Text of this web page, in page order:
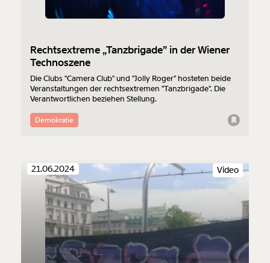
Rechtsextreme „Tanzbrigade” in der Wiener
Technoszene
Die Clubs "Camera Club" und "Jolly Roger" hosteten beide
Veranstaltungen der rechtsextremen "Tanzbrigade". Die
Verantwortlichen beziehen Stellung.
Demokratie
Video
21.06.2024